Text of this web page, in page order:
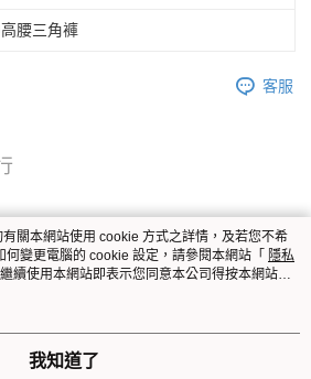
腰三角褲
客服
關本網站使用 cookie 方式之詳情，及若您不希
變更電腦的 cookie 設定，請參閱本網站「 隱私
續使用本網站即表示您同意本公司得按本網站使
。
我知道了